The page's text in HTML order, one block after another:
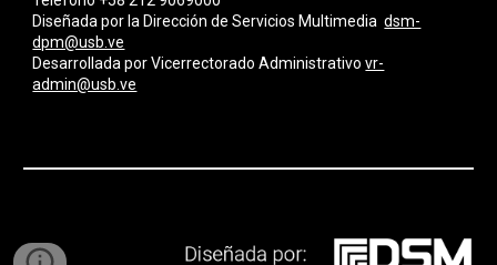
Diseñada por la Dirección de Servicios Multimediadsm-
dpm@usb.ve
Desarrollada porVicerrectorado Administrativovr-
admin@usb.ve